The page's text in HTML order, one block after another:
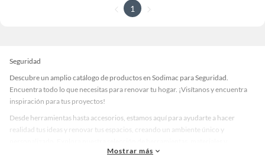
1
Seguridad
Descubre un amplio catálogo de productos en Sodimac para Seguridad.
Encuentra todo lo que necesitas para renovar tu hogar. ¡Visítanos y encuentra
inspiración para tus proyectos!
Desde herramientas hasta accesorios, estamos aquí para ayudarte a hacer
realidad tus ideas y renovar tus espacios, creando un ambiente único y
accesorios de calidad que te ayudarán a crear un espacio más tú.
Mostrar más